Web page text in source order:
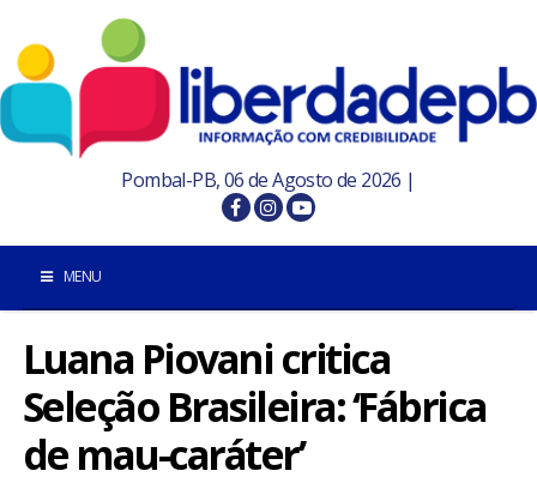
Pombal-PB, 06 de Agosto de 2026 |
MENU
POMBAL E REGIÃO
Luana Piovani critica
Seleção Brasileira: ‘Fábrica
de mau-caráter’